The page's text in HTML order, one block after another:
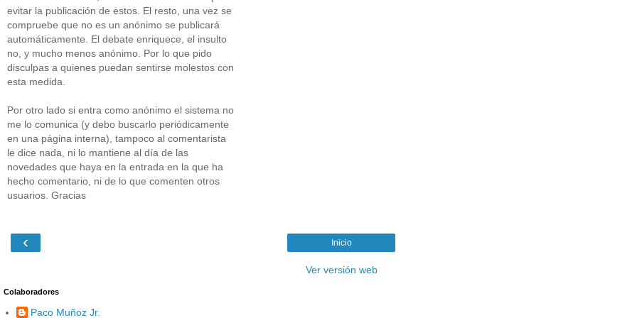
evitar la publicación de estos. El resto, una vez se
compruebe que no es un anónimo se publicará
automáticamente. El debate enriquece, el insulto
no, y mucho menos anónimo. Por lo que pido
disculpas a quienes puedan sentirse molestos con
esta medida.
Por otro lado si entra como anónimo el sistema no
me lo comunica (y debo buscarlo periódicamente
en una página interna), tampoco al comentarista
le dice nada, ni lo mantiene al día de las
novedades que haya en la entrada en la que ha
hecho comentario, ni de lo que comenten otros
usuarios. Gracias
‹ Inicio
Ver versión web
Colaboradores
Paco Muñoz Jr.